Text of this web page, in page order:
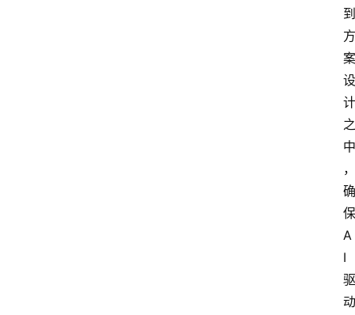
到
方
案
设
计
之
中
，
确
保
A
I
驱
动